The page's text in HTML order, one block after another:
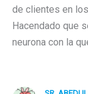
de clientes en
Hacendado que
neurona con la